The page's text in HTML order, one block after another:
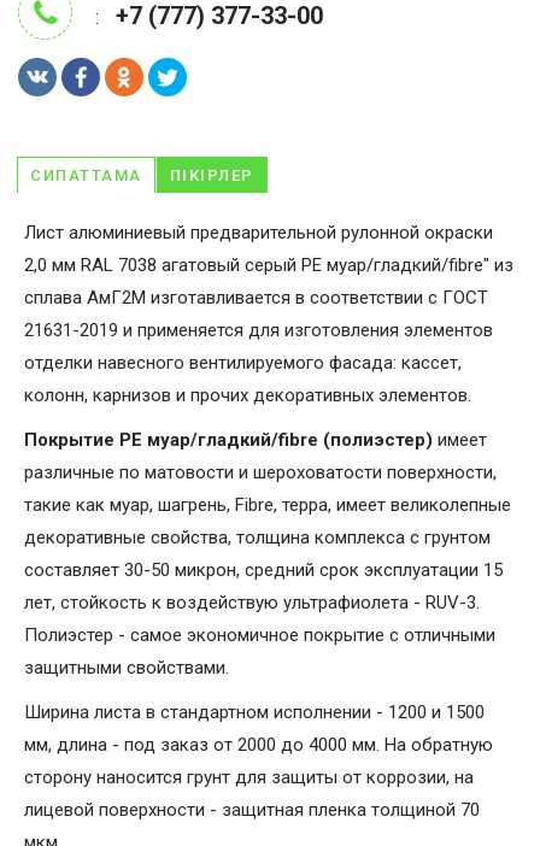
: +7 (777) 377-33-00
СИПАТТАМА ПІКІРЛЕР
Лист алюминиевый предварительной рулонной окраски
2,0 мм RAL 7038 агатовый серый PE муар/гладкий/fibre" из
сплава АмГ2М изготавливается в соответствии с ГОСТ
21631-2019 и применяется для изготовления элементов
отделки навесного вентилируемого фасада: кассет,
колонн, карнизов и прочих декоративных элементов.
Покрытие PE муар/гладкий/fibre (полиэстер) имеет
различные по матовости и шероховатости поверхности,
такие как муар, шагрень, Fibrе, терра, имеет великолепные
декоративные свойства, толщина комплекса с грунтом
составляет 30-50 микрон, средний срок эксплуатации 15
лет, стойкость к воздействую ультрафиолета - RUV-3.
Полиэстер - самое экономичное покрытие с отличными
защитными свойствами.
Ширина листа в стандартном исполнении - 1200 и 1500
мм, длина - под заказ от 2000 до 4000 мм. На обратную
сторону наносится грунт для защиты от коррозии, на
лицевой поверхности - защитная пленка толщиной 70